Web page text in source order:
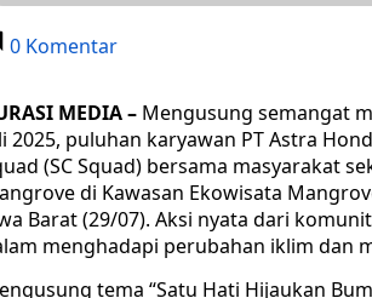
0 Komentar
MEDIA – Mengusung semangat
2025, puluhan karyawan PT Astra
(SC Squad) bersama masyarakat
di Kawasan Ekowisata
Barat (29/07). Aksi nyata dari
menghadapi perubahan iklim dan
tema “Satu Hati Hijaukan